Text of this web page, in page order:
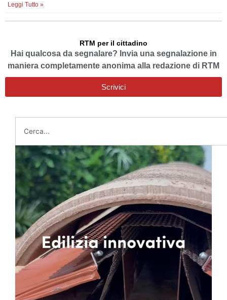
Leggi Tutto »
RTM per il cittadino
Hai qualcosa da segnalare? Invia una segnalazione in
maniera completamente anonima alla redazione di RTM
Scrivici